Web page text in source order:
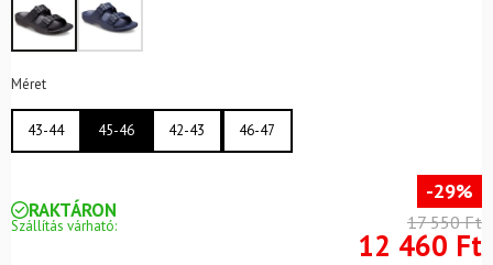
Méret
43-44 45-46 42-43 46-47
RAKTÁRON
Szállítás várható:
-29%
17 550 Ft
12 460 Ft